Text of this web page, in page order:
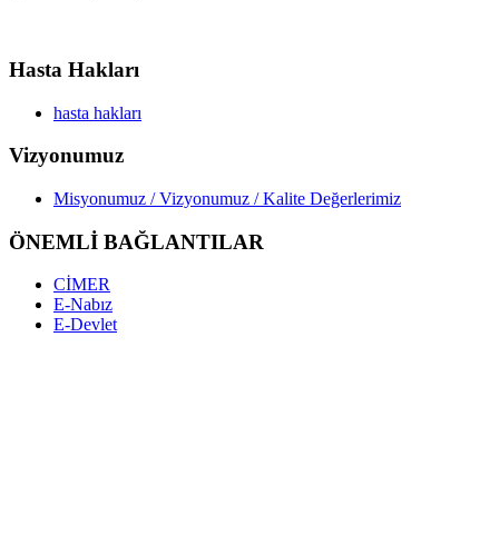
Hasta Hakları
hasta hakları
Vizyonumuz
Misyonumuz / Vizyonumuz / Kalite Değerlerimiz
ÖNEMLİ BAĞLANTILAR
CİMER
E-Nabız
E-Devlet